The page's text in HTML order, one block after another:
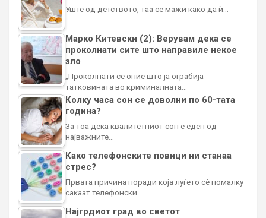
Уште од детството, таа се мажи како да ѝ…
Марко Китевски (2): Верувам дека се
проколнати сите што направиле некое
зло
„Проколнати се оние што ја ограбија
татковината во криминалната…
Колку часа сон се доволни по 60-тата
година?
За тоа дека квалитетниот сон е еден од
најважните…
Како телефонските повици ни станаа
стрес?
Првата причина поради која луѓето сè помалку
сакаат телефонски…
Најгрдиот град во светот